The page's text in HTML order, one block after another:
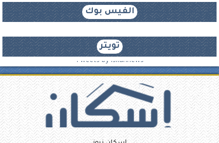
الفيس بوك
تويتر
Tweets by iskannews